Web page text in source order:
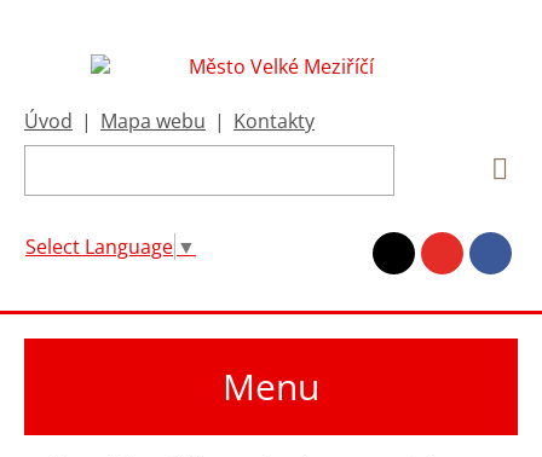
Úvod | Mapa webu | Kontakty
Select Language ▼
Menu